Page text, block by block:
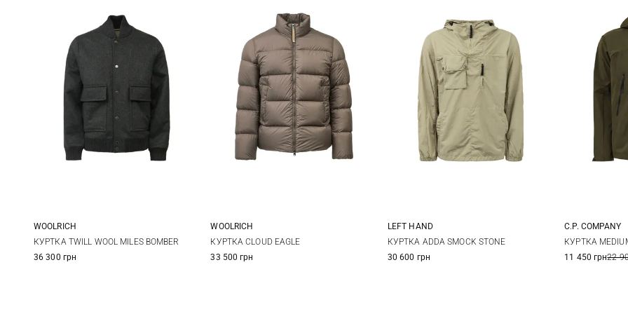
S M L XL
WOOLRICH
КУРТКА TWILL WOOL MILES BOMBER
36 300 грн
M L
WOOLRICH
КУРТКА CLOUD EAGLE
33 500 грн
M L XL
LEFT HAND
КУРТКА ADDA SMOCK STONE
30 600 грн
44
C.P. COMPANY
КУРТКА
11 450 грн22